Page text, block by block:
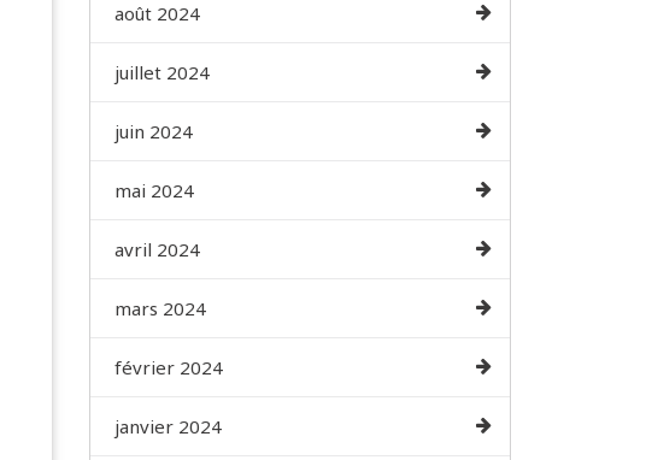
août 2024
juillet 2024
juin 2024
mai 2024
avril 2024
mars 2024
février 2024
janvier 2024